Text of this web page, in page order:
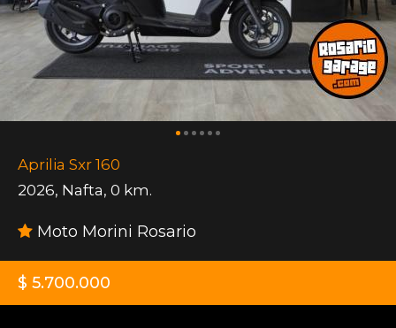
Aprilia Sxr 160
2026, Nafta, 0 km.
Moto Morini Rosario
$ 5.700.000